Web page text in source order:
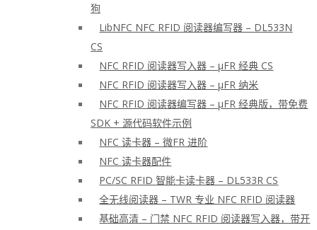
狗
LibNFC NFC RFID 阅读器编写器 – DL533N
CS
NFC RFID 阅读器写入器 – μFR 经典 CS
NFC RFID 阅读器写入器 – μFR 纳米
NFC RFID 阅读器编写器 – μFR 经典版，带免费
SDK + 源代码软件示例
NFC 读卡器 – 微FR 进阶
NFC 读卡器配件
PC/SC RFID 智能卡读卡器 – DL533R CS
全无线阅读器 – TWR 专业 NFC RFID 阅读器
基础高清 – 门禁 NFC RFID 阅读器写入器，带开